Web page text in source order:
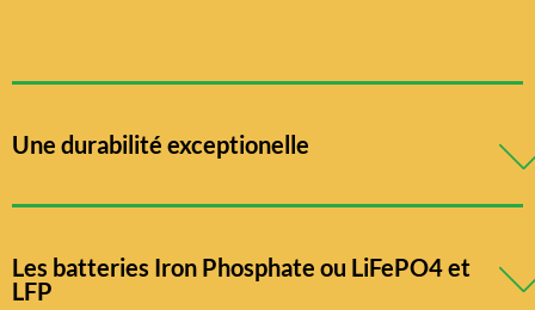
Une durabilité exceptionelle
Les batteries Iron Phosphate ou LiFePO4 et
LFP